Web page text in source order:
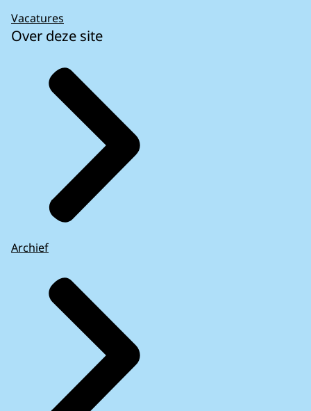
Vacatures
Over deze site
Archief